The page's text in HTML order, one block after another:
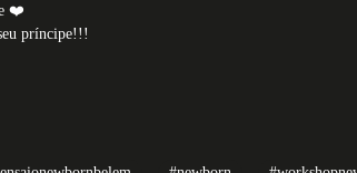
❤️
príncipe!!!